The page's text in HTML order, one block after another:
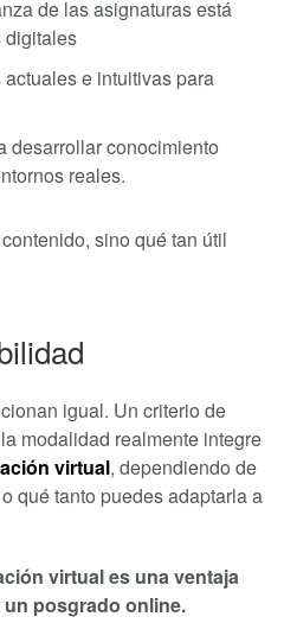
de las asignaturas está
digitales
e intuitivas para
desarrollar conocimiento
reales.
sino qué tan útil
igual. Un criterio de
modalidad realmente integre
virtual, dependiendo de
qué tanto puedes adaptarla a
virtual es una ventaja
posgrado online.